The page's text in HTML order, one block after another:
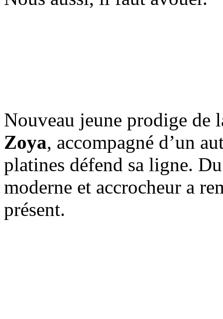
Nouveau jeune prodige de
Zoya, accompagné d’un
platines défend sa ligne.
moderne et accrocheur a
présent.